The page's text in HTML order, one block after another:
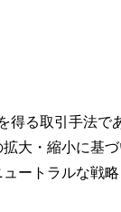
得る取引手法で
大・縮小に基
ートラルな戦略